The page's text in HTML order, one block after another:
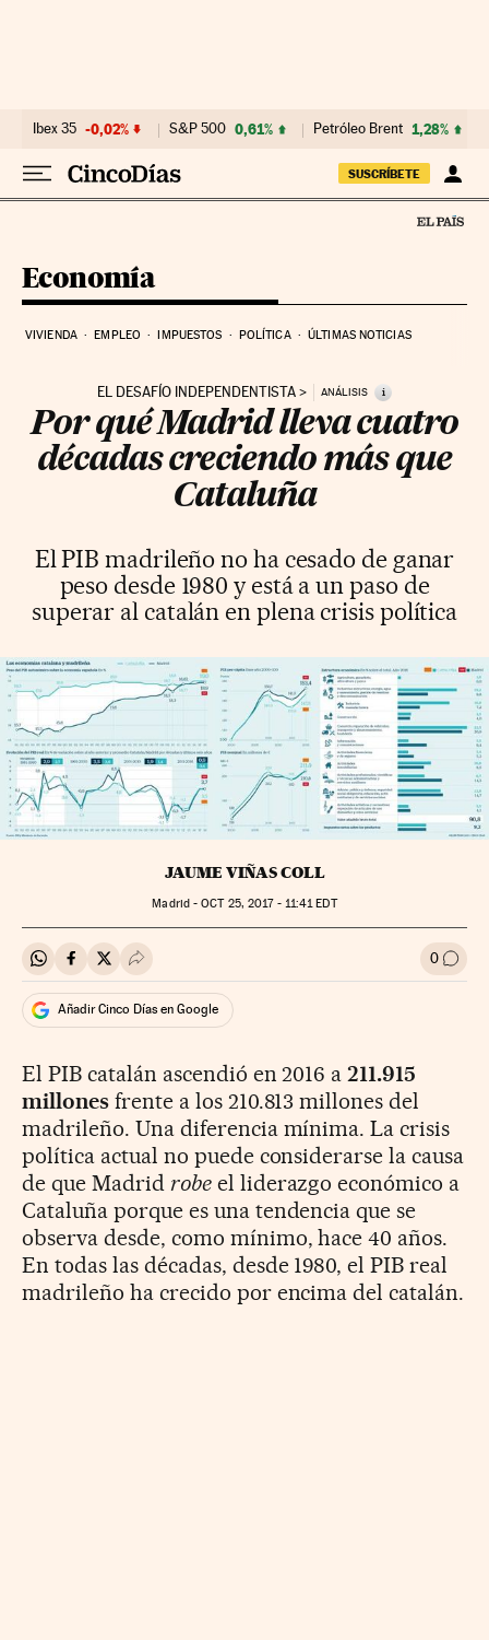
Ibex 35 -0,02% S&P 500 0,61% Petróleo Brent 1,28%
SUSCRÍBETE
Economía
VIVIENDA EMPLEO IMPUESTOS POLÍTICA ÚLTIMAS NOTICIAS
EL DESAFÍO INDEPENDENTISTA ANÁLISIS i
Por qué Madrid lleva cuatro
décadas creciendo más que
Cataluña
El PIB madrileño no ha cesado de ganar
peso desde 1980 y está a un paso de
superar al catalán en plena crisis política
JAUME VIÑAS COLL
Madrid -OCT25, 2017 - 11:41EDT
Compartir en Whatsapp
Compartir en Facebook
Compartir en Twitter
Desplegar Redes Sociales 0 Ir a
Añadir Cinco Días en Google
El PIB catalán ascendió en 2016 a 211.915
millonesfrente a los 210.813 millones del
madrileño. Una diferencia mínima. La crisis
política actual no puede considerarse la causa
de que Madrid robeel liderazgo económico a
Cataluña porque es una tendencia que se
observa desde, como mínimo, hace 40 años.
En todas las décadas, desde 1980, el PIB real
madrileño ha crecido por encima del catalán.